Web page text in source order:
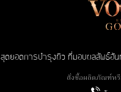
สุดยอดการบำรุงผิว ที่มอบผลลัพธ์อั
สั่งซื้อผลิตภัณฑ์หรื